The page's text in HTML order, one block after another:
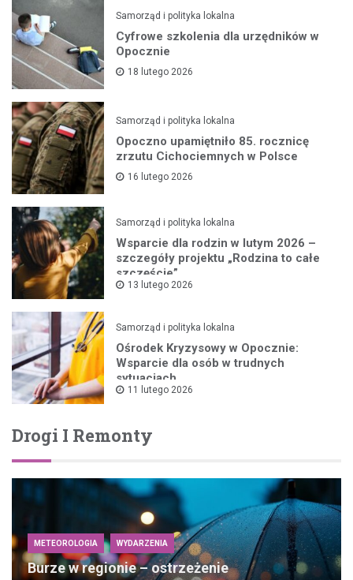
Samorząd i polityka lokalna
Cyfrowe szkolenia dla urzędników w
Opocznie
18 lutego 2026
Samorząd i polityka lokalna
Opoczno upamiętniło 85. rocznicę
zrzutu Cichociemnych w Polsce
16 lutego 2026
Samorząd i polityka lokalna
Wsparcie dla rodzin w lutym 2026 –
szczegóły projektu „Rodzina to całe
szczęście”
13 lutego 2026
Samorząd i polityka lokalna
Ośrodek Kryzysowy w Opocznie:
Wsparcie dla osób w trudnych
sytuacjach
11 lutego 2026
Drogi I Remonty
METEOROLOGIA WYDARZENIA
Burze w regionie – ostrzeżenie